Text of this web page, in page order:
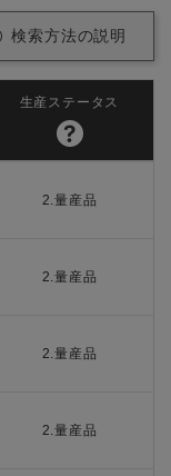
検索方法の説明
2.量産品
2.量産品
2.量産品
2.量産品
生産ステータス